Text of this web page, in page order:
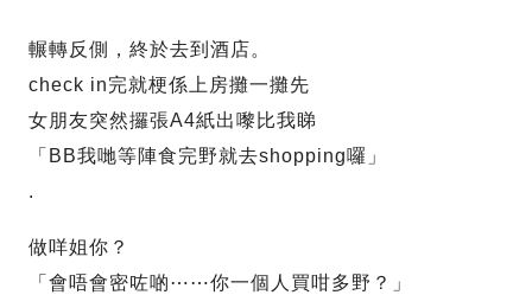
輾轉反側，終於去到酒店。
check in完就梗係上房攤一攤先
女朋友突然攞張A4紙出嚟比我睇
「BB我哋等陣食完野就去shopping囉」
.
做咩姐你？
「會唔會密咗啲⋯⋯你一個人買咁多野？」